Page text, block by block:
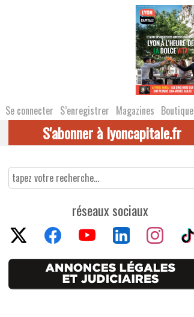
Se connecter S’enregistrer Magazines Boutique
S'abonner à lyoncapitale.fr
réseaux sociaux